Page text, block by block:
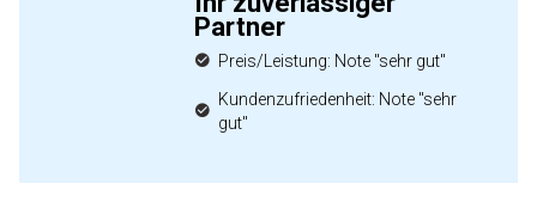
Partner
Preis/Leistung: Note "sehr gut"
Kundenzufriedenheit: Note "sehr
gut"